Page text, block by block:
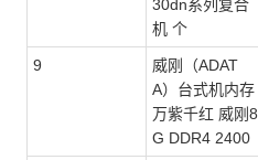
30dn系列复合
机 个
9
威刚（ADAT
A）台式机内存
万紫千红 威刚8
G DDR4 2400